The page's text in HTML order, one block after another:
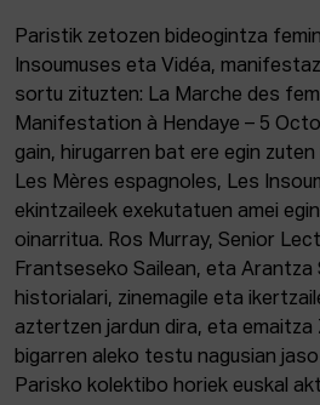
Paristik zetozen bideogintza
Insoumuses eta Vidéa,
sortu zituzten: La Marche des
Manifestation à Hendaye – 5
gain, hirugarren bat ere egin
Les Mères espagnoles, Les
ekintzaileek exekutatuen amei
oinarritua. Ros Murray, Senior
Frantseseko Sailean, eta Arantza
historialari, zinemagile eta
aztertzen jardun dira, eta emaitza
bigarren aleko testu nagusian jaso
Parisko kolektibo horiek euskal